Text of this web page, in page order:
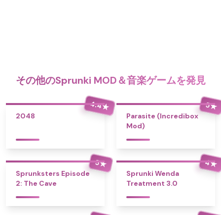
その他のSprunki MOD＆音楽ゲームを発見
4.4★
2048
5★
Parasite (Incredibox
Mod)
5★
Sprunksters Episode
2: The Cave
4★
Sprunki Wenda
Treatment 3.0